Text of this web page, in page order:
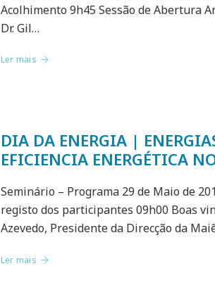
Acolhimento 9h45 Sessão de Abertura
Dr. Gil…
Ler mais
DIA DA ENERGIA |
EFICIENCIA ENERGÉTICA
Seminário – Programa 29 de Maio de
registo dos participantes 09h00 Boas
Azevedo, Presidente da Direcção da
Ler mais